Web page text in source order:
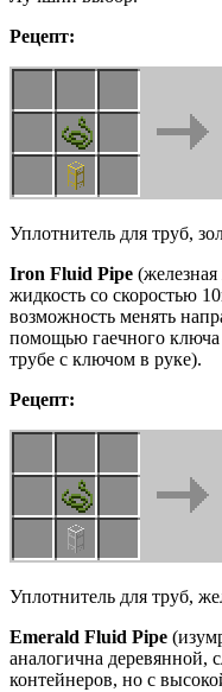
Рецепт:
Уплотнитель для труб,
Iron Fluid Pipe
жидкость со скоростью
возможность менять
помощью гаечного
трубе с ключом в руке).
Рецепт:
Уплотнитель для труб,
Emerald Fluid Pipe
аналогична деревянной,
контейнеров, но с